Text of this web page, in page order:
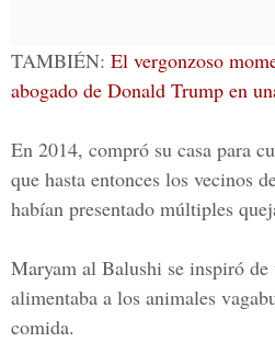
TAMBIÉN: El vergonzoso
abogado de Donald Trump en
En 2014, compró su casa para
que hasta entonces los vecinos
habían presentado múltiples
Maryam al Balushi se inspiró de
alimentaba a los animales
comida.